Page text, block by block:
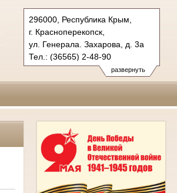
развернуть
296000, Республика Крым,
г. Красноперекопск,
ул. Генерала. Захарова, д. 3а
Тел.: (36565) 2-48-90
krasnoperekopskiy.krm@sudrf.ru